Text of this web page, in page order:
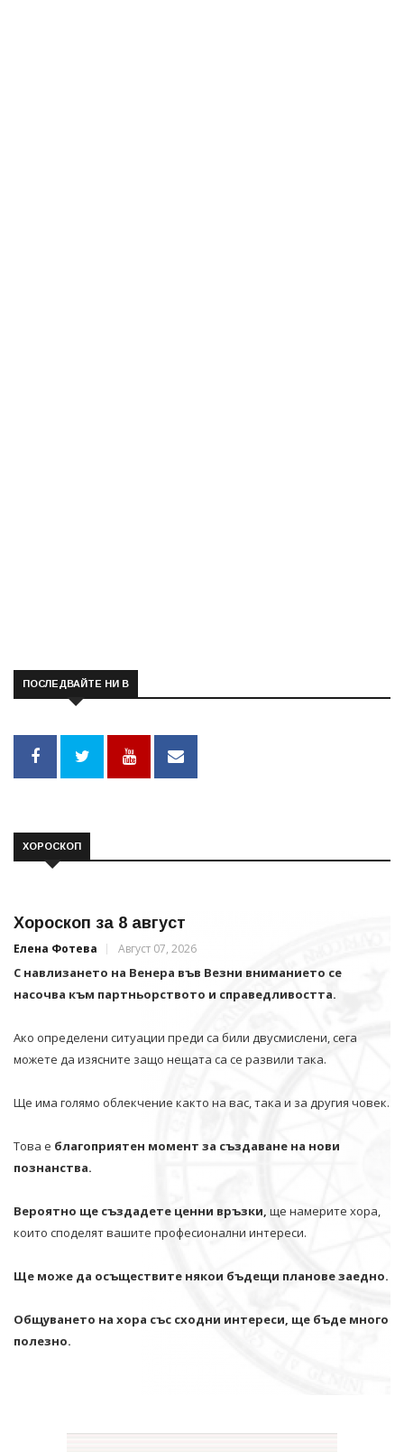
ПОСЛЕДВАЙТЕ НИ В
ХОРОСКОП
Хороскоп за 8 август
Елена Фотева Август 07, 2026
С навлизането на Венера във Везни вниманието се
насочва към партньорството и справедливостта.
Ако определени ситуации преди са били двусмислени, сега
можете да изясните защо нещата са се развили така.
Ще има голямо облекчение както на вас, така и за другия човек.
Това е благоприятен момент за създаване на нови
познанства.
Вероятно ще създадете ценни връзки, ще намерите хора,
които споделят вашите професионални интереси.
Ще може да осъществите някои бъдещи планове заедно.
Общуването на хора със сходни интереси, ще бъде много
полезно.